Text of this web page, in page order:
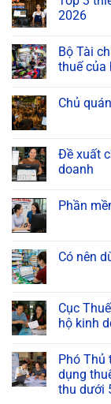
2026
Bộ Tài
thuế của
Chủ
Đề xuất
doanh
Phần
Có nên
Cục
hộ kinh
Phó Thủ
dụng
thu dưới